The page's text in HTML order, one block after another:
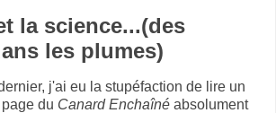
la science...(des
les plumes)
j'ai eu la stupéfaction de lire un
du Canard Enchaîné absolument